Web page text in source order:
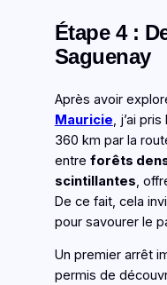
Étape 4 :
Saguenay
Après avoir
Mauricie, j’ai
360 km par la
entre forêts
scintillantes,
De ce fait, cela
pour savourer le
Un premier arrêt
permis de